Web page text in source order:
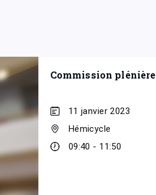
Commission plénière
11 janvier 2023
Hémicycle
09:40 - 11:50